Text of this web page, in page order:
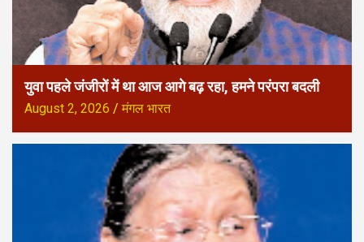
युवा पहले जंजीरों में था आज आगे बढ़ रहा, हमने परंपरा बदली
August 2, 2026 मंगल भारत